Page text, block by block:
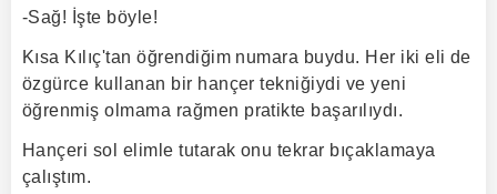
-Sağ! İşte böyle!
Kısa Kılıç'tan öğrendiğim numara buydu. Her iki eli de
özgürce kullanan bir hançer tekniğiydi ve yeni
öğrenmiş olmama rağmen pratikte başarılıydı.
Hançeri sol elimle tutarak onu tekrar bıçaklamaya
çalıştım.